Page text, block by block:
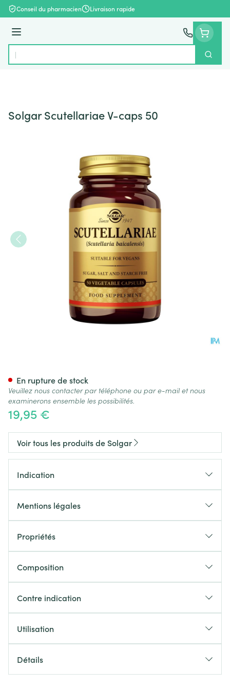
Aller au contenu
Conseil du pharmacien Livraison rapide
Menu
Rechercher
Solgar Scutellariae V-caps 50
19,95 €
En rupture de stock
Veuillez nous contacter par téléphone ou par e-mail et nous
examinerons ensemble les possibilités.
Voir tous les produits de Solgar
Indication
Mentions légales
Propriétés
Composition
Contre indication
Utilisation
Détails